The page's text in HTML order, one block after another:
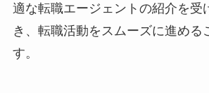
適な転職エージェントの紹介を受
き、転職活動をスムーズに進める
す。